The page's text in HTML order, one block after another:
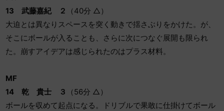
13 武藤嘉紀 ２
（40分 △）
大迫とは異なりスペースを突く動きで揺さぶりをかけた。が、
そこにボールが入ることも、さらに次につなぐ展開も限られ
た。崩すアイデアは感じられたのはプラス材料。
MF
14 乾 貴士 ３
（56分 △）
ボールを収めて起点になる。ドリブルで果敢に仕掛けてボール